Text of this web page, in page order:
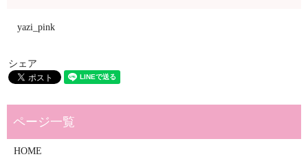
yazi_pink
シェア
HOME